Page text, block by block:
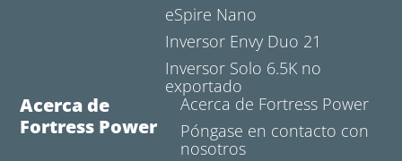
eSpire Nano
Inversor Envy Duo 21
Inversor Solo 6.5K no
exportado
Acerca de
Fortress Power
Acerca de Fortress Power
Póngase en contacto con
nosotros